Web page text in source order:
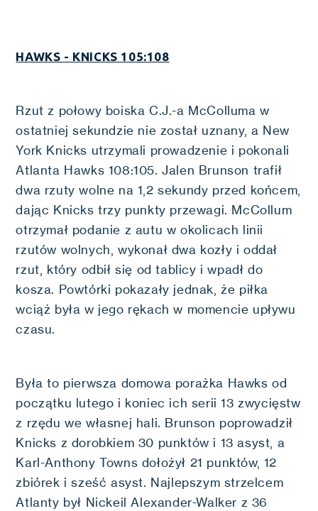
HAWKS - KNICKS 105:108
Rzut z połowy boiska C.J.-a McColluma w
ostatniej sekundzie nie został uznany, a New
York Knicks utrzymali prowadzenie i pokonali
Atlanta Hawks 108:105. Jalen Brunson trafił
dwa rzuty wolne na 1,2 sekundy przed końcem,
dając Knicks trzy punkty przewagi. McCollum
otrzymał podanie z autu w okolicach linii
rzutów wolnych, wykonał dwa kozły i oddał
rzut, który odbił się od tablicy i wpadł do
kosza. Powtórki pokazały jednak, że piłka
wciąż była w jego rękach w momencie upływu
czasu.
Była to pierwsza domowa porażka Hawks od
początku lutego i koniec ich serii 13 zwycięstw
z rzędu we własnej hali. Brunson poprowadził
Knicks z dorobkiem 30 punktów i 13 asyst, a
Karl-Anthony Towns dołożył 21 punktów, 12
zbiórek i sześć asyst. Najlepszym strzelcem
Atlanty był Nickeil Alexander-Walker z 36